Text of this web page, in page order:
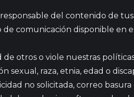
del contenido de tus
comunicación disponible en
otros o viole nuestras
raza, etnia, edad o
no solicitada, correo basura